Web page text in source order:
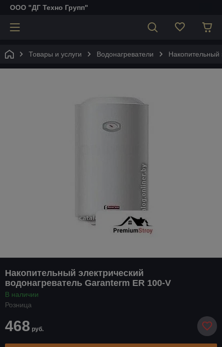
ООО "ДГ Техно Групп"
Товары и услуги Водонагреватели Накопительный
Накопительный электрический
водонагреватель Garanterm ER 100-V
В наличии
Розница
468 руб.